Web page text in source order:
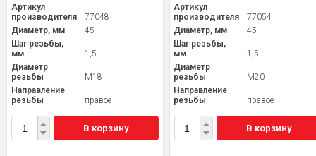
Артикул
производителя
77048
Диаметр, мм
45
Шаг резьбы,
мм
1,5
Диаметр
резьбы
M18
Направление
резьбы
правое
В корзину
Артикул
производителя
77054
Диаметр, мм
45
Шаг резьбы,
мм
1,5
Диаметр
резьбы
M20
Направление
резьбы
правое
В корзину